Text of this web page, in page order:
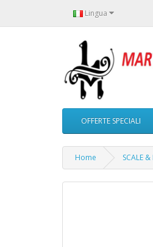
Lingua
OFFERTE SPECIALI
Home SCALE &